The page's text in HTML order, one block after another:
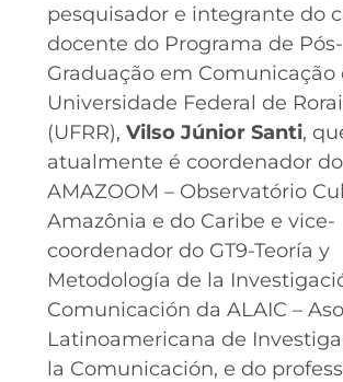
pesquisador e integrante do
docente do Programa de Pós-
Graduação em Comunicação
Universidade Federal de
(UFRR), Vilso Júnior Santi,
atualmente é coordenador do
AMAZOOM – Observatório
Amazônia e do Caribe e vice-
coordenador do GT9-Teoría y
Metodología de la
Comunicación da ALAIC –
Latinoamericana de
la Comunicación, e do